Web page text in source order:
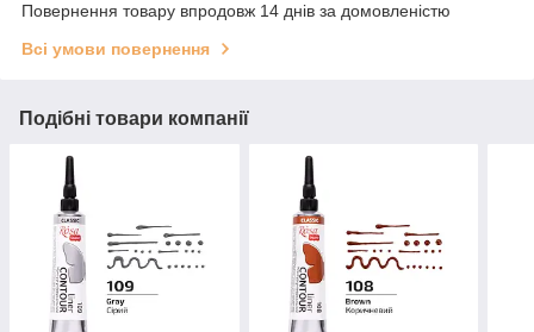
Повернення товару впродовж 14 днів за домовленістю
Всі умови повернення
Подібні товари компанії